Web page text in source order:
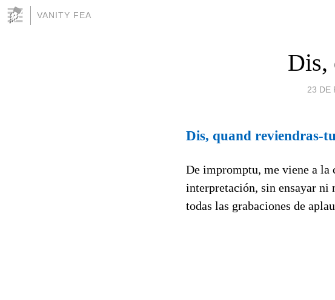
VANITY FEA
Dis,
23 DE
Dis, quand reviendras-
De impromptu, me viene a la
interpretación, sin ensayar ni
todas las grabaciones de